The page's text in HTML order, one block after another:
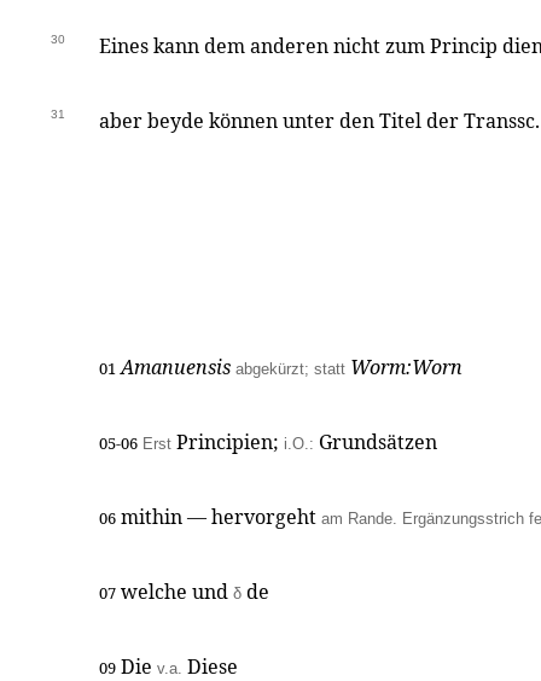
30 Eines kann dem anderen nicht zum Princip
31 aber beyde können unter den Titel der
01 Amanuensis abgekürzt; statt Worm:Worn
05-06 Erst Principien; i.O.: Grundsätzen
06 mithin — hervorgeht am Rande. Ergänzungsstrich
07 welche und δ de
09 Die v.a. Diese